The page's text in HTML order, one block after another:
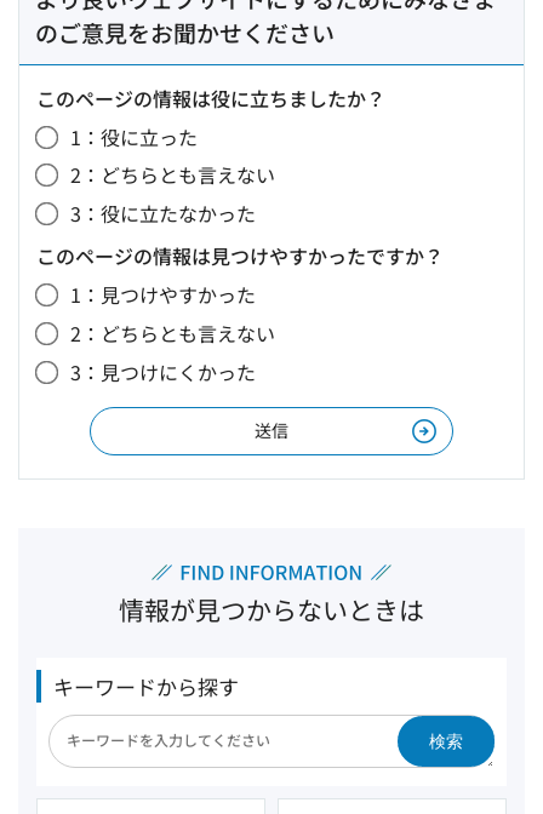
のご意見をお聞かせください
このページの情報は役に立ちましたか？
1：役に立った
2：どちらとも言えない
3：役に立たなかった
このページの情報は見つけやすかったですか？
1：見つけやすかった
2：どちらとも言えない
3：見つけにくかった
情報が見つからないときは
キーワードから探す
検索